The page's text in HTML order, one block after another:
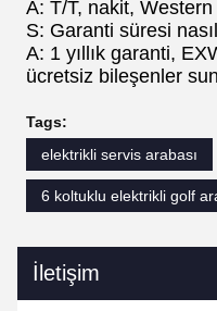
A: T/T, nakit,
S: Garanti süresi
A: 1 yıllık garanti,
ücretsiz bileşenler
Tags:
elektrikli servis arabası
6 koltuklu elektrikli golf
İletişim